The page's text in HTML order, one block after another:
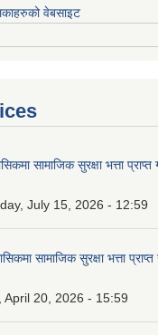
वेबसाइट
सामाजिक सुरक्षा भत्ता प्राप्त
July 15, 2026 - 12:59
सामाजिक सुरक्षा भत्ता प्राप्त
April 20, 2026 - 15:59